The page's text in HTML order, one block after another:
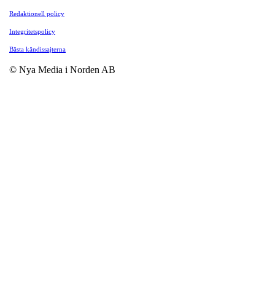
Redaktionell policy
Integritetspolicy
Bästa kändissajterna
© Nya Media i Norden AB